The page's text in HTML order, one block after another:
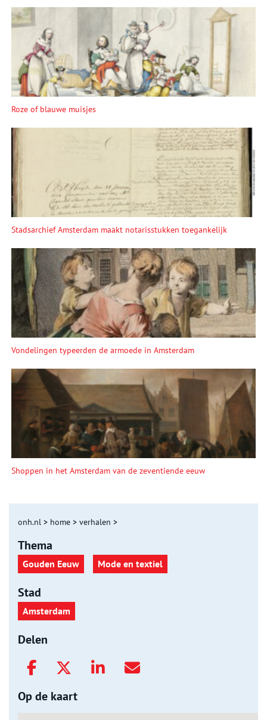
Roze of blauwe muisjes
Stadsarchief Amsterdam maakt notarisstukken toegankelijk
Vondelingen typeerden de armoede in Amsterdam
Shoppen in het Amsterdam van de zeventiende eeuw
onh.nl > home > verhalen >
Thema
Gouden Eeuw Mode en textiel
Stad
Amsterdam
Delen
Op de kaart